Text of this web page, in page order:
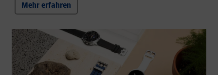
Mehr erfahren